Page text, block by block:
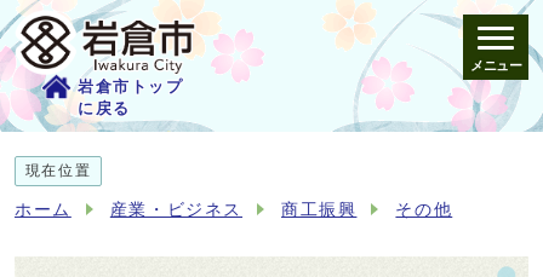
岩倉市トップ
に戻る
メニュー
現在位置
ホーム 産業・ビジネス 商工振興 その他